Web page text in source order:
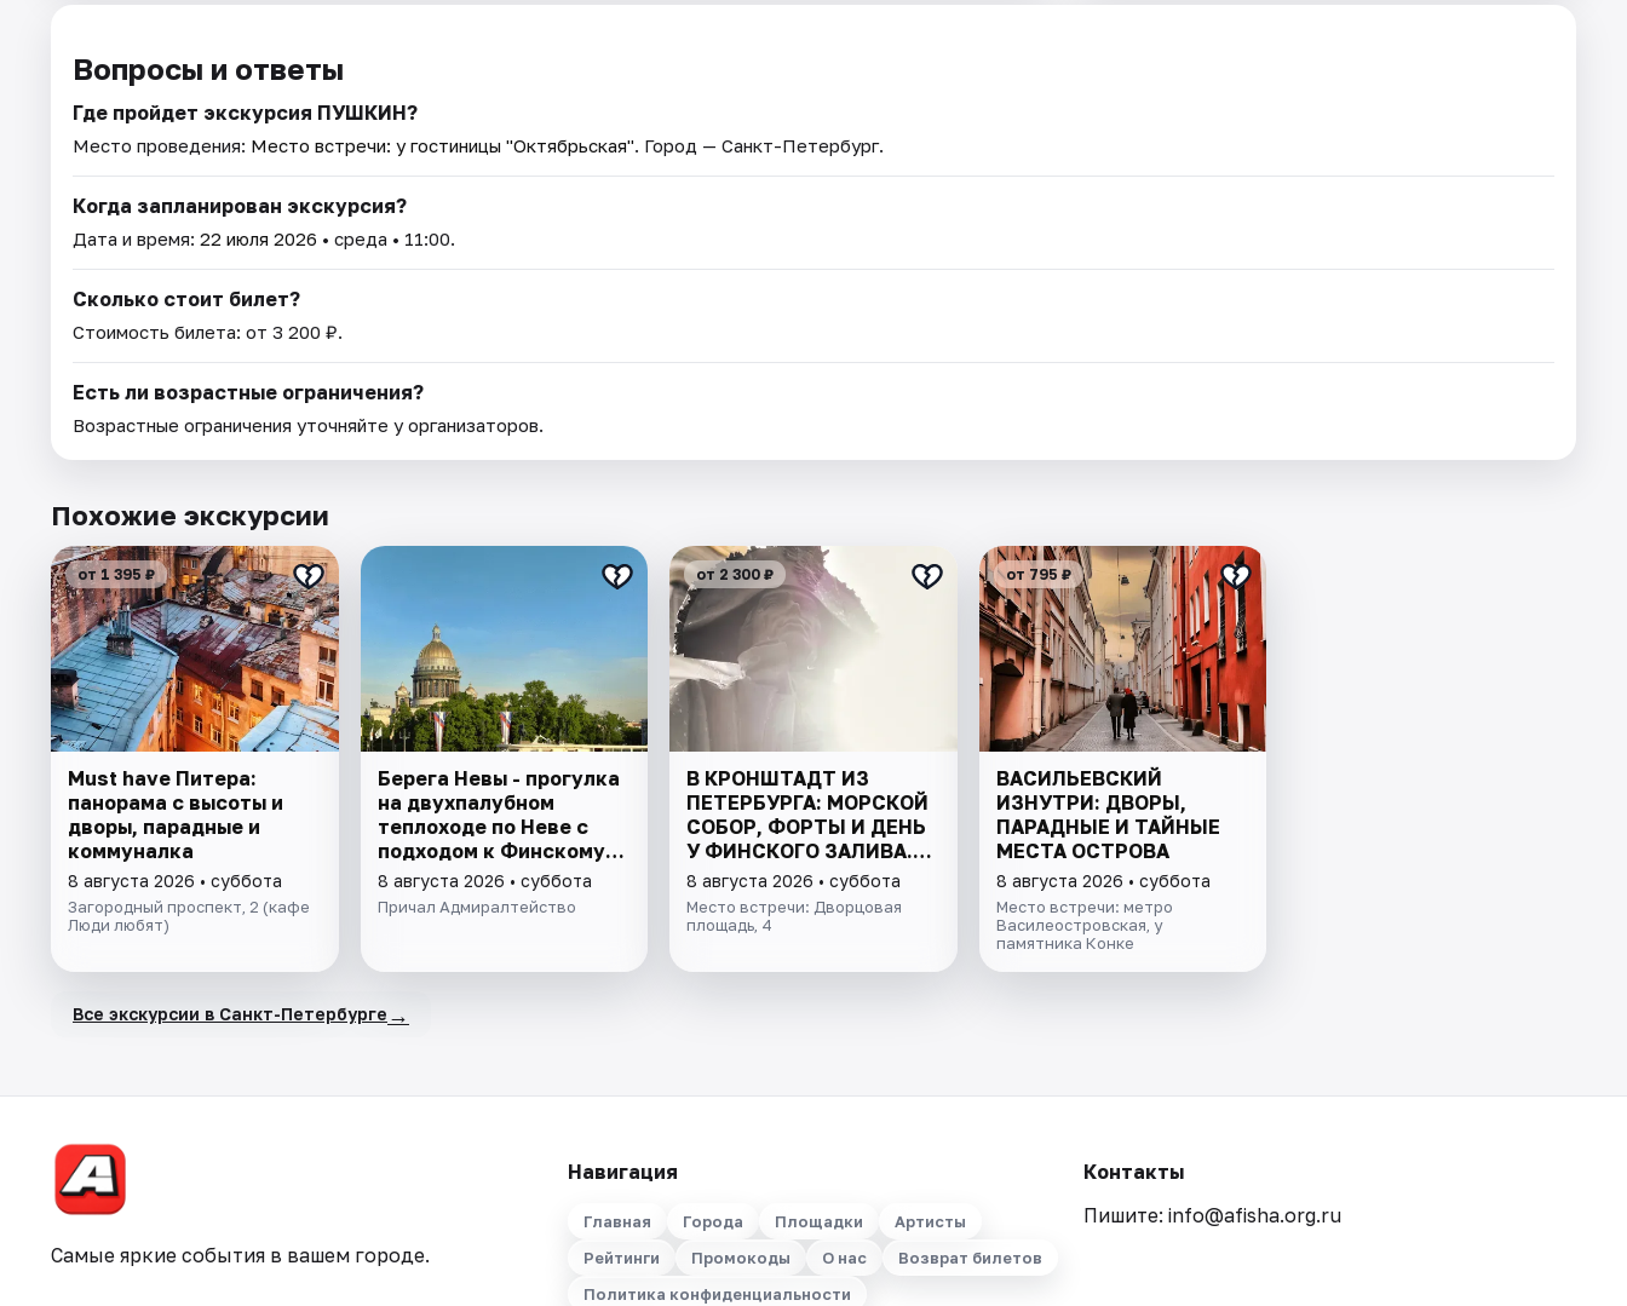
Вопросы и ответы
Где пройдет экскурсия ПУШКИН?
Место проведения: Место встречи: у гостиницы "Октябрьская". Город — Санкт-Петербург.
Когда запланирован экскурсия?
Дата и время: 22 июля 2026 • среда • 11:00.
Сколько стоит билет?
Стоимость билета: от 3 200 ₽.
Есть ли возрастные ограничения?
Возрастные ограничения уточняйте у организаторов.
Похожие экскурсии
от 1 395 ₽
Must have Питера:
панорама с высоты и
дворы, парадные и
коммуналка
8 августа 2026 • суббота
Загородный проспект, 2 (кафе
Люди любят)
Берега Невы - прогулка
на двухпалубном
теплоходе по Неве с
подходом к Финскому
заливу
8 августа 2026 • суббота
Причал Адмиралтейство
от 2 300 ₽
В КРОНШТАДТ ИЗ
ПЕТЕРБУРГА: МОРСКОЙ
СОБОР, ФОРТЫ И ДЕНЬ
У ФИНСКОГО ЗАЛИВА.
ВСЁ ВКЛЮЧЕНО
8 августа 2026 • суббота
Место встречи: Дворцовая
площадь, 4
от 795 ₽
ВАСИЛЬЕВСКИЙ
ИЗНУТРИ: ДВОРЫ,
ПАРАДНЫЕ И ТАЙНЫЕ
МЕСТА ОСТРОВА
8 августа 2026 • суббота
Место встречи: метро
Василеостровская, у
памятника Конке
Все экскурсии в Санкт-Петербурге →
Самые яркие события в вашем городе.
Навигация
Главная Города Площадки
Артисты
Рейтинги
Промокоды О нас
Возврат билетов
Политика конфиденциальности
Контакты
Пишите: info@afisha.org.ru